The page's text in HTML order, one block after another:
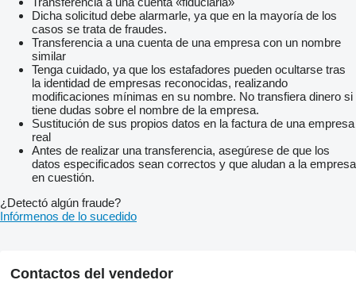
Dicha solicitud debe alarmarle, ya que en la mayoría de los
casos se trata de fraudes.
Transferencia a una cuenta de una empresa con un nombre
similar
Tenga cuidado, ya que los estafadores pueden ocultarse tras
la identidad de empresas reconocidas, realizando
modificaciones mínimas en su nombre. No transfiera dinero si
tiene dudas sobre el nombre de la empresa.
Sustitución de sus propios datos en la factura de una empresa
real
Antes de realizar una transferencia, asegúrese de que los
datos especificados sean correctos y que aludan a la empresa
en cuestión.
¿Detectó algún fraude?
Infórmenos de lo sucedido
Contactos del vendedor